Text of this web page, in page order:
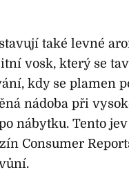
také levné
vosk, který se
kdy se plamen
nádoba při
nábytku. Tento
Consumer